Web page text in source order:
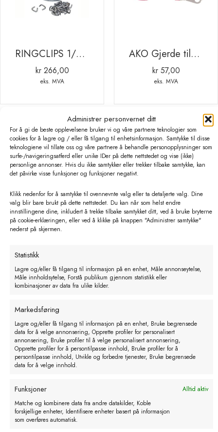
Administrer personvernet ditt
For å gi de beste opplevelsene bruker vi og våre partnere teknologier som
cookies for å lagre og / eller få tilgang til enhetsinformasjon. Samtykke til disse
teknologiene vil tillate oss og våre partnere å behandle personopplysninger som
surfe-/navigeringsatferd eller unike IDer på dette nettstedet og vise (ikke)
personlige annonser. Hvis du ikke samtykker eller trekker tilbake samtykke, kan
det påvirke visse funksjoner og funksjoner negativt.
Klikk nedenfor for å samtykke til ovennevnte valg eller ta detaljerte valg. Dine
valg blir bare brukt på dette nettstedet. Du kan når som helst endre
innstillingene dine, inkludert å trekke tilbake samtykket ditt, ved å bruke bryterne
på cookie-erklæringen, eller ved å klikke på knappen "Administrer samtykke"
nederst på skjermen.
Statistikk
Lagre og/eller få tilgang til informasjon på en enhet, Måle annonseytelse,
Måle innholdsytelse, Forstå publikum gjennom statistikk eller
kombinasjoner av data fra ulike kilder.
Markedsføring
Lagre og/eller få tilgang til informasjon på en enhet, Bruke begrensede
data for å velge annonsering, Opprette profiler for personalisert
annonsering, Bruke profiler til å velge personalisert annonsering,
Opprette profiler for å persontilpasse innhold, Bruke profiler for å
persontilpasse innhold, Utvikle og forbedre tjenester, Bruke begrensede
data for å velge innhold.
Funksjoner
Alltid aktiv
Matche og kombinere data fra andre datakilder, Koble
forskjellige enheter, Identifisere enheter basert på informasjon
som overføres automatisk.
RINGCLIPS 1/2″ CA.1500 STK 1 KG
kr266,00
eks. MVA
AKO Gjerde tilkoblingskabel. rød. 100 cm. M8 metalløye
kr57,00
eks. MVA
kr243,00
eks. MVA
Kontakt
Telefonnummer
51 77 07 00
Epostadresse
post@bls-as.no